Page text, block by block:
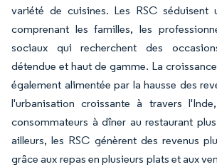
variété de cuisines. Les RSC séduisent
comprenant les familles, les
sociaux qui recherchent des
détendue et haut de gamme. La
également alimentée par la hausse des
l'urbanisation croissante à travers
consommateurs à dîner au restaurant
ailleurs, les RSC génèrent des revenus
grâce aux repas en plusieurs plats et aux